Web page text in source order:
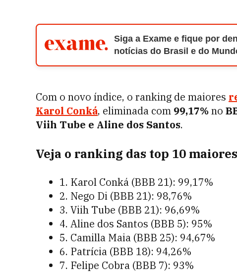
Siga a Exame e fique por
notícias do Brasil e do
Com o novo índice, o ranking de maiores
Karol Conká, eliminada com 99,17% no
Viih Tube e Aline dos Santos.
Veja o ranking das top 10
1. Karol Conká (BBB 21): 99,17%
2. Nego Di (BBB 21): 98,76%
3. Viih Tube (BBB 21): 96,69%
4. Aline dos Santos (BBB 5): 95%
5. Camilla Maia (BBB 25): 94,67%
6. Patrícia (BBB 18): 94,26%
7. Felipe Cobra (BBB 7): 93%